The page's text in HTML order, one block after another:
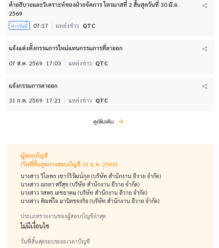
คำอธิบายและวิเคราะห์ของฝ่ายจัดการ ไตรมาสที่ 2 สิ้นสุดวันที่ 30 มิ.ย.
2569
ข่าววันนี้ 07:17 แหล่งข่าว QTC
แจ้งแต่งตั้งกรรมการใหม่แทนกรรมการที่ลาออก
07 ส.ค. 2569 17:03 แหล่งข่าว QTC
แจ้งกรรมการลาออก
31 ก.ค. 2569 17:21 แหล่งข่าว QTC
ดูเพิ่มเติม
ผู้สอบบัญชี
(วันที่สิ้นสุดการสอบบัญชี 31 ธ.ค. 2569)
นางสาว วิไลพร เชาว์วิวัฒน์กุล (บริษัท สำนักงาน อีวาย จำกัด)
นางสาว ณรยา ศรีสุข (บริษัท สำนักงาน อีวาย จำกัด)
นางสาว รสพร เดชอาคม (บริษัท สำนักงาน อีวาย จำกัด)
นางสาว พิมพ์ใจ มานิตขจรกิจ (บริษัท สำนักงาน อีวาย จำกัด)
ประเภทรายงานของผู้สอบบัญชีล่าสุด
ไม่มีเงื่อนไข
วันที่สิ้นสุดรอบระยะเวลาบัญชี